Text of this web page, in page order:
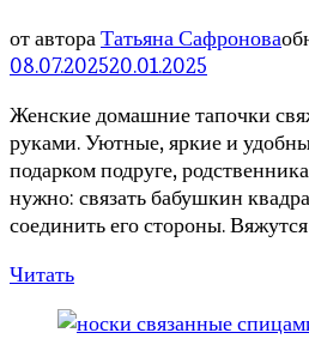
от автораТатьяна Сафронова
08.07.202520.01.2025
Женские домашние тапочки
руками. Уютные, яркие и
подарком подруге,
нужно: связать бабушкин
соединить его стороны.
Читать